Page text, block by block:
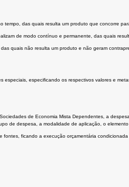
das quais resulta um produto que concorre
de modo contínuo e permanente, das quais
quais não resulta um produto e não geram
especificando os respectivos valores e
de Economia Mista Dependentes, a
de despesa, a modalidade de aplicação, o
ficando a execução orçamentária